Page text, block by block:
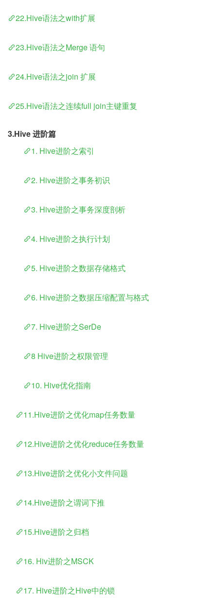
22.Hive语法之with扩展
23.Hive语法之Merge 语句
24.Hive语法之join 扩展
25.Hive语法之连续full join主键重复
3.Hive 进阶篇
1. Hive进阶之索引
2. Hive进阶之事务初识
3. Hive进阶之事务深度剖析
4. Hive进阶之执行计划
5. Hive进阶之数据存储格式
6. Hive进阶之数据压缩配置与格式
7. Hive进阶之SerDe
8 Hive进阶之权限管理
10. Hive优化指南
11.Hive进阶之优化map任务数量
12.Hive进阶之优化reduce任务数量
13.Hive进阶之优化小文件问题
14.Hive进阶之谓词下推
15.Hive进阶之归档
16. Hiv进阶之MSCK
17. Hive进阶之Hive中的锁